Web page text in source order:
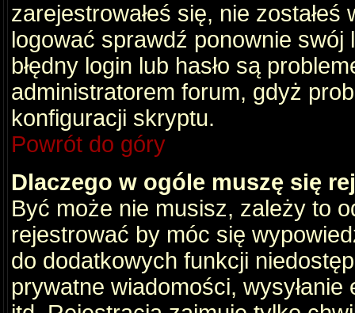
zarejestrowałeś się, nie
logować sprawdź ponownie swój
błędny login lub hasło są
administratorem forum, gdyż
konfiguracji skryptu.
Powrót do góry
Dlaczego w ogóle muszę się
Być może nie musisz, zależy to
rejestrować by móc się
do dodatkowych funkcji
prywatne wiadomości,